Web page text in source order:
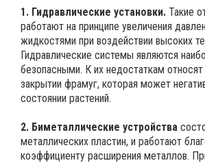
1. Гидравлические установки. Такие
работают на принципе увеличения
жидкостями при воздействии высоких
Гидравлические системы являются
безопасными. К их недостаткам
закрытии фрамуг, которая может
состоянии растений.
2. Биметаллические устройства
металлических пластин, и работают
коэффициенту расширения металлов.